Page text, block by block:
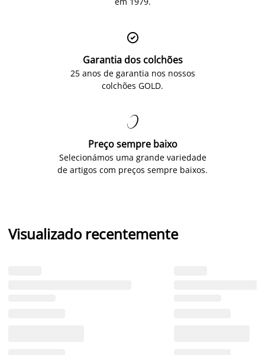

Garantia dos colchões
25 anos de garantia nos nossos
colchões GOLD.

Preço sempre baixo
Selecionámos uma grande variedade
de artigos com preços sempre baixos.
Visualizado recentemente